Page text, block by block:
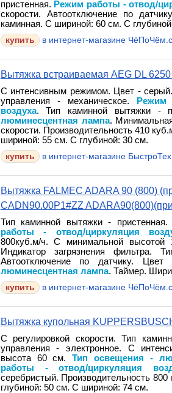
пристенная. Режим работы - отвод/
скорости. Автоотключение по
каминная. С шириной: 60 см. С
в интернет-магазине
Вытяжка встраиваемая AEG DL 6250
С интенсивным режимом. Цвет -
управления - механическое.
Режим
воздуха. Тип каминной вытяжки -
люминесцентная лампа.
скорости. Производительность 410
шириной: 55 см. С глубиной: 30 см.
в интернет-магазине
Вытяжка FALMEC ADARA 90 (800)
CADN90.00P1#ZZ
Тип каминной вытяжки -
работы - отвод/циркуляция
800куб.м/ч. С минимальной высотой
Индикатор загрязнения фильтра.
Автоотключение по датчику.
люминесцентная лампа. Таймер.
в интернет-магазине
Вытяжка купольная
С регулировкой скорости. Тип
управления - электронное. С
высота 60 см.Тип освещения -
работы - отвод/циркуляция
серебристый. Производительность
глубиной: 50 см. С шириной: 74 см.